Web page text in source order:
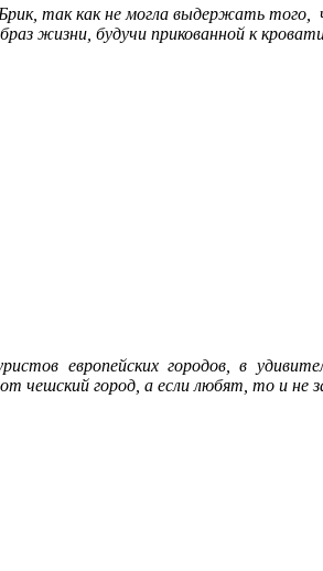
так как не могла выдержать
жизни, будучи прикованной к
европейских городов, в
город, а если любят, то и не